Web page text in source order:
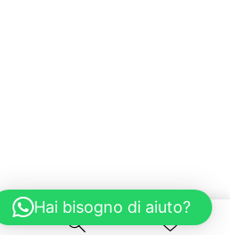
Hai bisogno di aiuto?